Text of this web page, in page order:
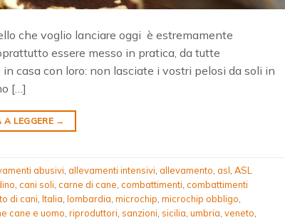
che voglio lanciare oggi è estremamente
essere messo in pratica, da tutte
casa con loro: non lasciate i vostri pelosi da soli in
[…]
A LEGGERE →
abusivi allevamenti intensivi allevamento asl ASL
cani soli carne di cane combattimenti combattimenti
di cani Italia lombardia microchip microchip obbligo
cane e uomo riproduttori sanzioni sicilia umbria veneto